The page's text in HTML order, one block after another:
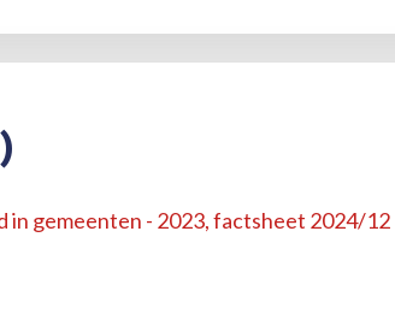
in gemeenten - 2023, factsheet 2024/12